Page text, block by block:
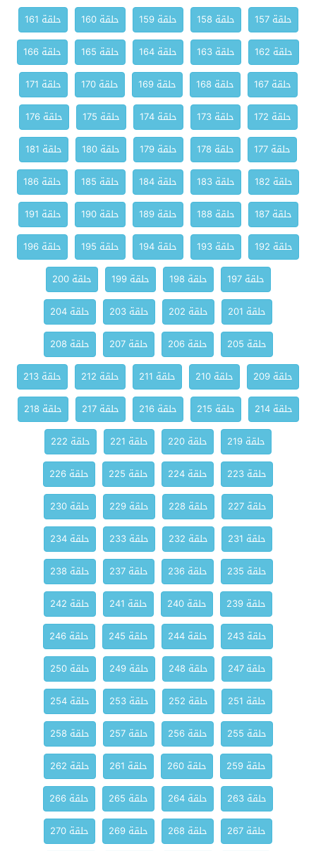
حلقة 157 حلقة 158 حلقة 159 حلقة 160
حلقة 161
حلقة 162
حلقة 163 حلقة 164 حلقة 165
حلقة 166
حلقة 167
حلقة 168 حلقة 169 حلقة 170
حلقة 171
حلقة 172
حلقة 173 حلقة 174 حلقة 175
حلقة 176
حلقة 177
حلقة 178 حلقة 179 حلقة 180
حلقة 181
حلقة 182
حلقة 183 حلقة 184 حلقة 185
حلقة 186
حلقة 187
حلقة 188 حلقة 189 حلقة 190
حلقة 191
حلقة 192
حلقة 193 حلقة 194 حلقة 195
حلقة 196
حلقة 197
حلقة 198 حلقة 199
حلقة 200
حلقة 201
حلقة 202 حلقة 203
حلقة 204
حلقة 205
حلقة 206 حلقة 207
حلقة 208
حلقة 209
حلقة 210 حلقة 211 حلقة 212
حلقة 213
حلقة 214
حلقة 215 حلقة 216 حلقة 217
حلقة 218
حلقة 219
حلقة 220 حلقة 221
حلقة 222
حلقة 223
حلقة 224 حلقة 225
حلقة 226
حلقة 227
حلقة 228 حلقة 229
حلقة 230
حلقة 231
حلقة 232 حلقة 233
حلقة 234
حلقة 235
حلقة 236 حلقة 237
حلقة 238
حلقة 239
حلقة 240 حلقة 241
حلقة 242
حلقة 243
حلقة 244 حلقة 245
حلقة 246
حلقة 247
حلقة 248 حلقة 249
حلقة 250
حلقة 251
حلقة 252 حلقة 253
حلقة 254
حلقة 255
حلقة 256 حلقة 257
حلقة 258
حلقة 259
حلقة 260 حلقة 261
حلقة 262
حلقة 263
حلقة 264 حلقة 265
حلقة 266
حلقة 267
حلقة 268 حلقة 269
حلقة 270